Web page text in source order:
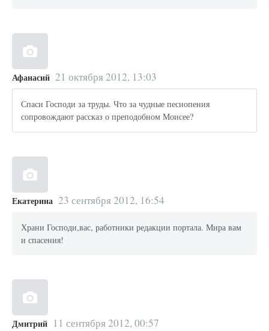
Афанасий 21 октября 2012, 13:03
Спаси Господи за труды. Что за чудные песнопения
сопровождают рассказ о преподобном Моисее?
Екатерина 23 сентября 2012, 16:54
Храни Господи,вас, работники редакции портала. Мира вам
и спасения!
Дмитрий 11 сентября 2012, 00:57